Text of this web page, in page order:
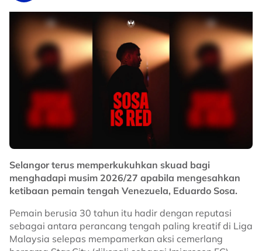
Selangor terus memperkukuhkan skuad bagi
menghadapi musim 2026/27 apabila mengesahkan
ketibaan pemain tengah Venezuela, Eduardo Sosa.
Pemain berusia 30 tahun itu hadir dengan reputasi
sebagai antara perancang tengah paling kreatif di Liga
Malaysia selepas mempamerkan aksi cemerlang